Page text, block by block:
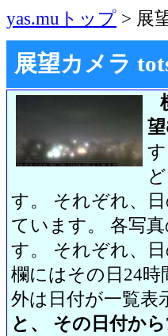
yas.muトップ > 展
展望カメラ
す。 それぞれ、
ています。 各写
す。 それぞれ、
欄にはその日24
外は日付が一覧表
と、 その日付か